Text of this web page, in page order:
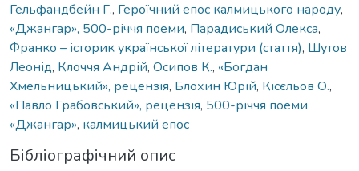
Гельфандбейн Г., Героїчний епос калмицького народу,
«Джангар», 500-річчя поеми, Парадиський Олекса,
Франко – історик української літератури (стаття), Шутов
Леонід, Клоччя Андрій, Осипов К., «Богдан
Хмельницький», рецензія, Блохин Юрій, Кісєльов О.,
«Павло Грабовський», рецензія, 500-річчя поеми
«Джангар», калмицький епос
Бібліографічний опис